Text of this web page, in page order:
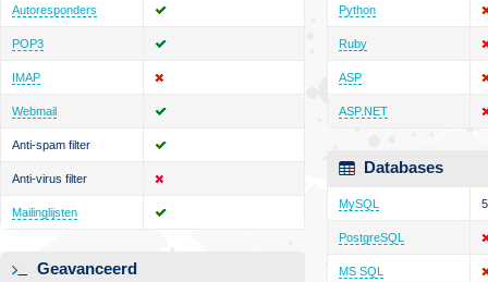
Autoresponders
POP3
IMAP
Webmail
Anti-spam filter
Anti-virus filter
Mailinglijsten
Geavanceerd
Python
Ruby
ASP
ASP.NET
Databases
MySQL 5
PostgreSQL
MS SQL